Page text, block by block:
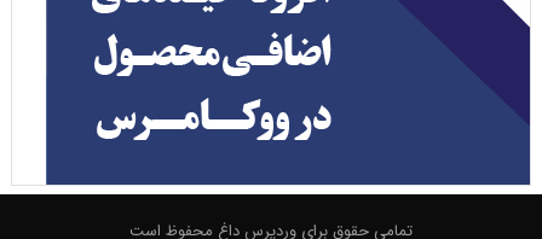
تمامی حقوق برای وردپرس داغ محفوظ است